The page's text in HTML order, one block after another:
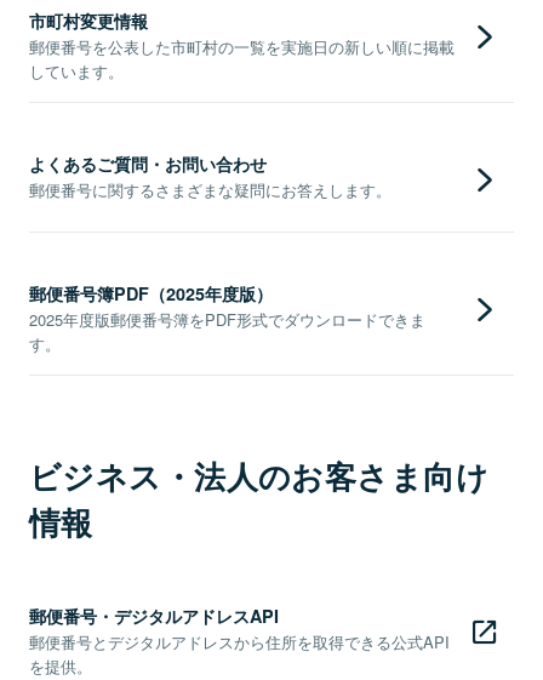
市町村変更情報
郵便番号を公表した市町村の一覧を実施日の新しい順に掲載
しています。
よくあるご質問・お問い合わせ
郵便番号に関するさまざまな疑問にお答えします。
郵便番号簿PDF（2025年度版）
2025年度版郵便番号簿をPDF形式でダウンロードできま
す。
ビジネス・法人のお客さま向け
情報
郵便番号・デジタルアドレスAPI
郵便番号とデジタルアドレスから住所を取得できる公式API
を提供。